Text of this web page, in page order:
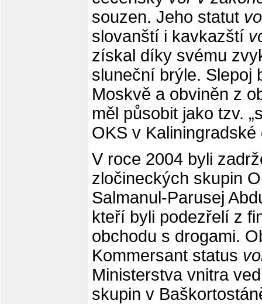
souzen. Jeho statut
slovanští i kavkazští
získal díky svému
sluneční brýle. Slepoj
Moskvě a obviněn z
měl působit jako tzv.
OKS v Kaliningradské
V roce 2004 byli
zločineckých skupin
Salmanul-Parusej
kteří byli podezřelí z
obchodu s drogami.
Kommersant status
Ministerstva vnitra
skupin v